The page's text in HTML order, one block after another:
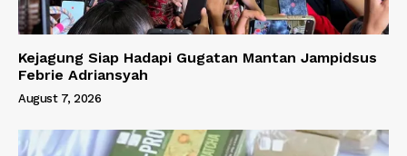
Kejagung Siap Hadapi Gugatan Mantan Jampidsus
Febrie Adriansyah
August 7, 2026